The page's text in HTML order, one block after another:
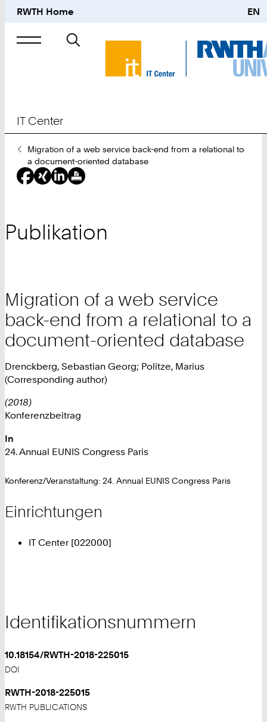
RWTH Home EN
Suche
nach
IT Center
Sie
sind
hier:
Migration of a web service back-end from a relational to
a document-oriented database
Publikation
Migration of a web service
back-end from a relational to a
document-oriented database
Drenckberg, Sebastian Georg; Politze, Marius
(Corresponding author)
(2018)
Konferenzbeitrag
In
24. Annual EUNIS Congress Paris
Konferenz/Veranstaltung: 24. Annual EUNIS Congress Paris
Einrichtungen
IT Center [022000]
Identifikationsnummern
10.18154/RWTH-2018-225015
DOI
RWTH-2018-225015
RWTH PUBLICATIONS